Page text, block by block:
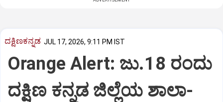
ದಕ್ಷಿಣಕನ್ನಡ JUL 17, 2026, 9:11 PM IST
Orange Alert: ಜು.18 ರಂದು
ದಕ್ಷಿಣ ಕನ್ನಡ ಜಿಲ್ಲೆಯ ಶಾಲಾ-